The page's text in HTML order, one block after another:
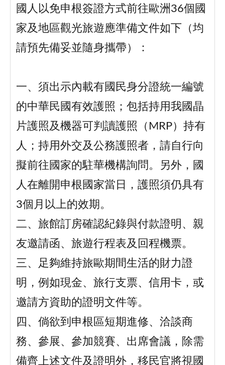
國人以免申根簽證方式前往歐洲36個國
家及地區觀光旅遊應準備文件如下（均
請預先備妥並隨身攜帶）：
一、須出示內載有國民身分證統一編號
的中華民國有效護照；包括持用我國晶
片護照及機器可判讀護照（MRP）持有
人；持用外交及公務護照者，請自行向
擬前往國家的駐華機構詢問。另外，國
人在離開申根國家當日，護照須仍具有
3個月以上的效期。
二、旅館訂房確認紀錄與付款證明、親
友邀請函、旅遊行程表及回程機票。
三、足夠維持旅歐期間生活的財力證
明，例如現金、旅行支票、信用卡，或
邀請方資助的證明文件等。
四、倘欲到申根區短期進修、洽談商
務、參展、參加競賽、出席會議，除需
備齊上述文件及證明外，移民官將視國